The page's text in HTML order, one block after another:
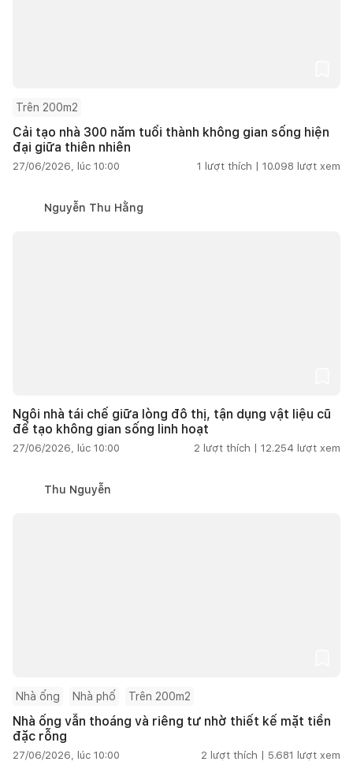
Trên 200m2
Cải tạo nhà 300 năm tuổi thành không gian sống hiện
đại giữa thiên nhiên
27/06/2026, lúc 10:00 1 lượt thích | 10.098 lượt xem
Nguyễn Thu Hằng
Ngôi nhà tái chế giữa lòng đô thị, tận dụng vật liệu cũ
để tạo không gian sống linh hoạt
27/06/2026, lúc 10:00 2 lượt thích | 12.254 lượt xem
Thu Nguyễn
Nhà ống Nhà phố Trên 200m2
Nhà ống vẫn thoáng và riêng tư nhờ thiết kế mặt tiền
đặc rỗng
27/06/2026, lúc 10:00 2 lượt thích | 5.681 lượt xem